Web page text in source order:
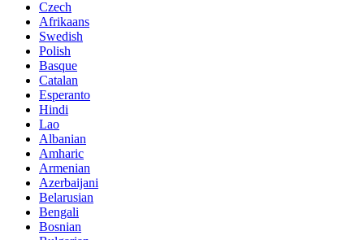
Czech
Afrikaans
Swedish
Polish
Basque
Catalan
Esperanto
Hindi
Lao
Albanian
Amharic
Armenian
Azerbaijani
Belarusian
Bengali
Bosnian